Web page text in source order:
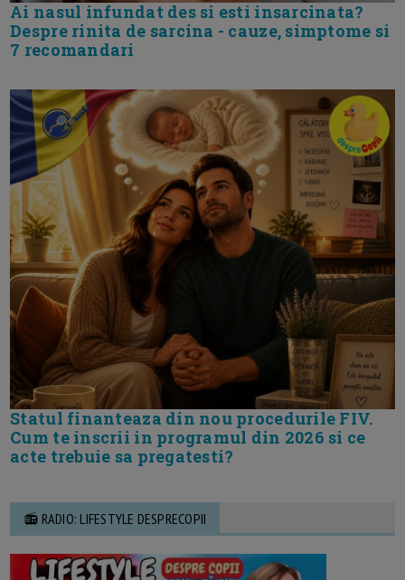
Ai nasul infundat des si esti insarcinata?
Despre rinita de sarcina - cauze, simptome si
7 recomandari
Statul finanteaza din nou procedurile FIV.
Cum te inscrii in programul din 2026 si ce
acte trebuie sa pregatesti?
📻 RADIO: LIFESTYLE DESPRECOPII